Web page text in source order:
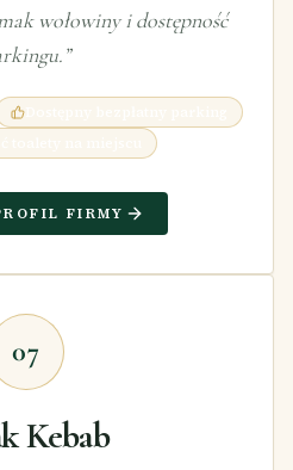
wołowiny i dostępność
”
Dostępny bezpłatny parking
toalety na miejscu
FIRMY
07
Kebab